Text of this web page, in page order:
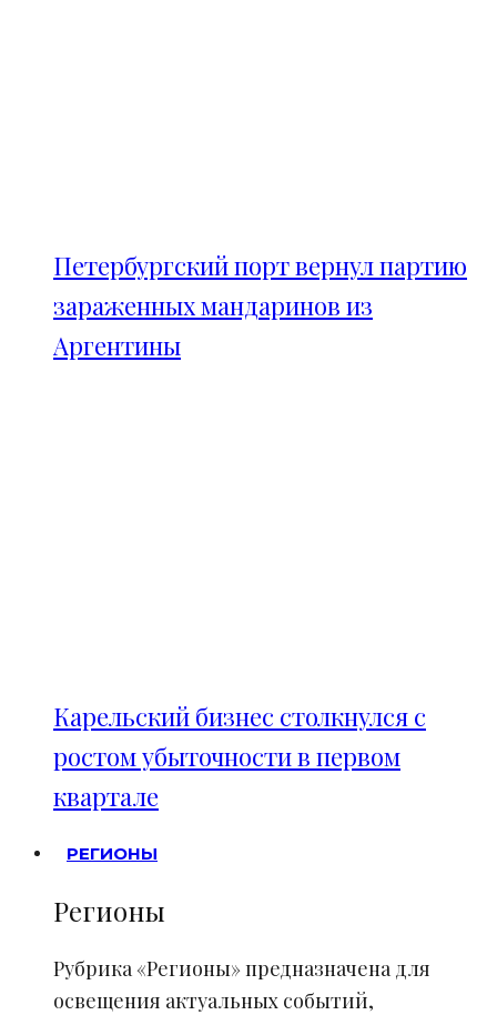
Петербургский порт вернул партию
зараженных мандаринов из
Аргентины
Карельский бизнес столкнулся с
ростом убыточности в первом
квартале
РЕГИОНЫ
Регионы
Рубрика «Регионы» предназначена для
освещения актуальных событий,